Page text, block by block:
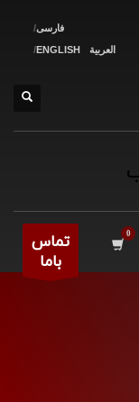
فارسی
ENGLISH
العربية
تماس
باما